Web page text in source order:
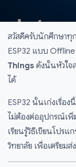
สวัสดีครับนักศึกษาทุก
ESP32 แบบ
Thingsดังนั้นหัวใจ
ได้
ESP32 นั้นเก่งเรื่อง
ไม่ต้องต่ออุปกรณ์เพิ่
เรียนรู้วิธีเขียนโปรแ
วิทยาลัย เพื่อเตรียม